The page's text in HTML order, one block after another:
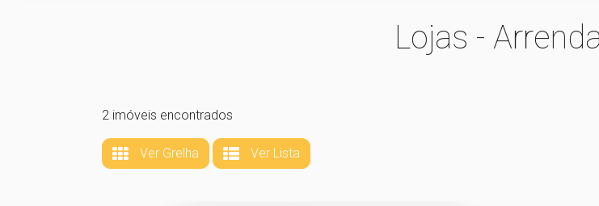
Lojas -
2 imóveis encontrados
Ver Grelha Ver Lista